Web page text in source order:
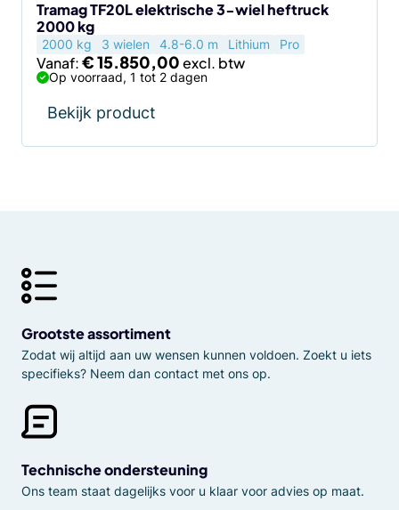
Tramag TF20L elektrische 3-wiel heftruck
2000 kg
2000 kg 3 wielen 4.8-6.0 m Lithium Pro
Vanaf:€15.850,00
Op voorraad, 1 tot 2 dagen
Bekijk product
de
productpagina
Grootste assortiment
Zodat wij altijd aan uw wensen kunnen voldoen. Zoekt u iets
specifieks? Neem dan contact met ons op.
Technische ondersteuning
Ons team staat dagelijks voor u klaar voor advies op maat.